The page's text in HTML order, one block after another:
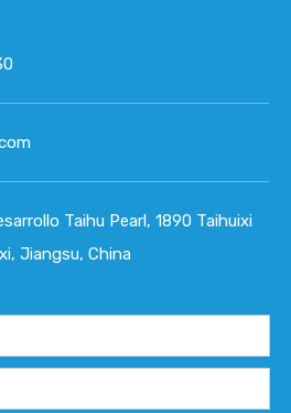
Taihu Pearl, 1890 Taihuixi
Jiangsu, China